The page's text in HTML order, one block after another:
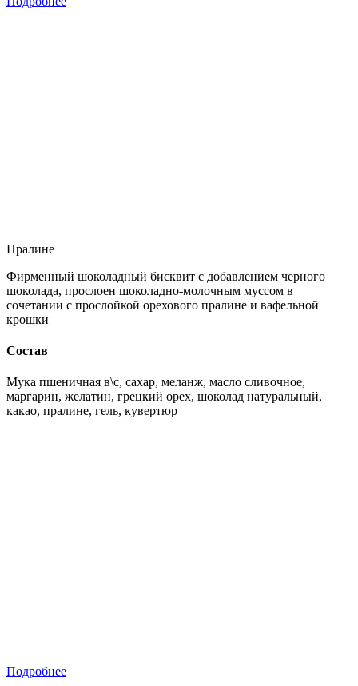
Пралине
Фирменный шоколадный бисквит с добавлением черного
шоколада, прослоен шоколадно-молочным муссом в
сочетании с прослойкой орехового пралине и вафельной
крошки
Состав
Мука пшеничная в\с, сахар, меланж, масло сливочное,
маргарин, желатин, грецкий орех, шоколад натуральный,
какао, пралине, гель, кувертюр
Подробнее